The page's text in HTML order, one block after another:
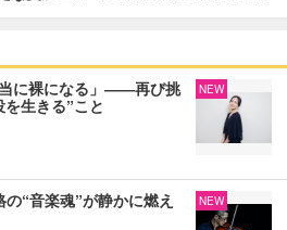
に裸になる」――再び挑
生きる”こと
NEW
“音楽魂”が静かに燃え
NEW